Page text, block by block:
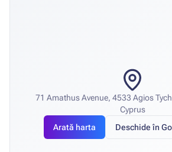
71 Amathus Avenue, 4533 Agios
Cyprus
Arată harta
Deschide în